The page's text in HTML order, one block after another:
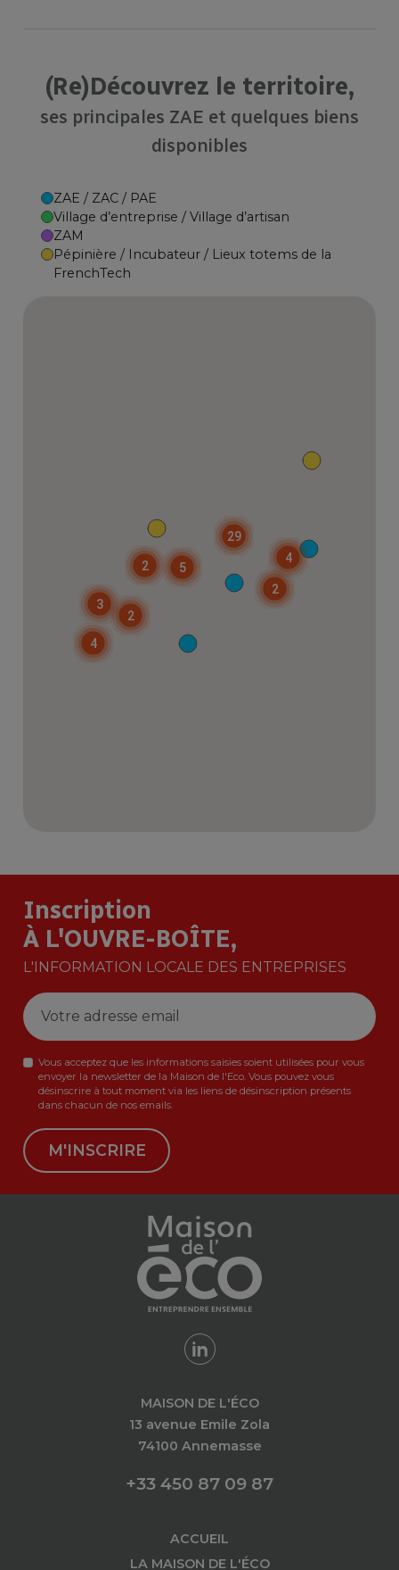
(Re)Découvrez le territoire,
ses principales ZAE et quelques biens
disponibles
ZAE / ZAC / PAE
Village d’entreprise / Village d’artisan
ZAM
Pépinière / Incubateur / Lieux totems de la
FrenchTech
29
4
5
3
2
2
4
2
Inscription
À L'OUVRE-BOÎTE,
L'INFORMATION LOCALE DES ENTREPRISES
Vous acceptez que les informations saisies soient utilisées pour vous
envoyer la newsletter de la Maison de l'Eco. Vous pouvez vous
désinscrire à tout moment via les liens de désinscription présents
dans chacun de nos emails.
M'INSCRIRE
MAISON DE L'ÉCO
13 avenue Emile Zola
74100 Annemasse
+33 450 87 09 87
ACCUEIL
LA MAISON DE L'ÉCO